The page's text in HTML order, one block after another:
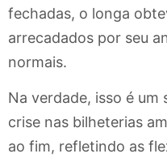
fechadas, o longa
arrecadados por seu
normais.
Na verdade, isso é um
crise nas bilheterias
ao fim, refletindo as